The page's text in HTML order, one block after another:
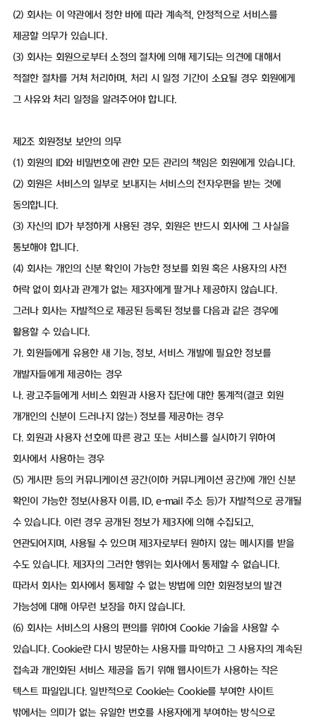
(2) 회사는 이 약관에서 정한 바에 따라 계속적, 안정적으로 서비스를
제공할 의무가 있습니다.
(3) 회사는 회원으로부터 소정의 절차에 의해 제기되는 의견에 대해서
적절한 절차를 거쳐 처리하며, 처리 시 일정 기간이 소요될 경우 회원에게
그 사유와 처리 일정을 알려주어야 합니다.
제2조 회원정보 보안의 의무
(1) 회원의 ID와 비밀번호에 관한 모든 관리의 책임은 회원에게 있습니다.
(2) 회원은 서비스의 일부로 보내지는 서비스의 전자우편을 받는 것에
동의합니다.
(3) 자신의 ID가 부정하게 사용된 경우, 회원은 반드시 회사에 그 사실을
통보해야 합니다.
(4) 회사는 개인의 신분 확인이 가능한 정보를 회원 혹은 사용자의 사전
허락 없이 회사과 관계가 없는 제3자에게 팔거나 제공하지 않습니다.
그러나 회사는 자발적으로 제공된 등록된 정보를 다음과 같은 경우에
활용할 수 있습니다.
가. 회원들에게 유용한 새 기능, 정보, 서비스 개발에 필요한 정보를
개발자들에게 제공하는 경우
나. 광고주들에게 서비스 회원과 사용자 집단에 대한 통계적(결코 회원
개개인의 신분이 드러나지 않는) 정보를 제공하는 경우
다. 회원과 사용자 선호에 따른 광고 또는 서비스를 실시하기 위하여
회사에서 사용하는 경우
(5) 게시판 등의 커뮤니케이션 공간(이하 커뮤니케이션 공간)에 개인 신분
확인이 가능한 정보(사용자 이름, ID, e-mail 주소 등)가 자발적으로 공개될
수 있습니다. 이런 경우 공개된 정보가 제3자에 의해 수집되고,
연관되어지며, 사용될 수 있으며 제3자로부터 원하지 않는 메시지를 받을
수도 있습니다. 제3자의 그러한 행위는 회사에서 통제할 수 없습니다.
따라서 회사는 회사에서 통제할 수 없는 방법에 의한 회원정보의 발견
가능성에 대해 아무런 보장을 하지 않습니다.
(6) 회사는 서비스의 사용의 편의를 위하여 Cookie 기술을 사용할 수
있습니다. Cookie란 다시 방문하는 사용자를 파악하고 그 사용자의 계속된
접속과 개인화된 서비스 제공을 돕기 위해 웹사이트가 사용하는 작은
텍스트 파일입니다. 일반적으로 Cookie는 Cookie를 부여한 사이트
밖에서는 의미가 없는 유일한 번호를 사용자에게 부여하는 방식으로